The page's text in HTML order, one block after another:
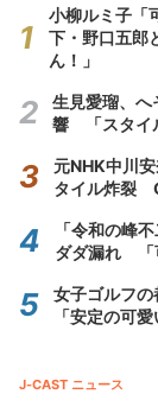
小柳ルミ子「
下・野口五
ん！」
生見愛瑠、へ
響 「スタイ
元NHK中川
タイル炸裂
「令和の峰
ダダ漏れ 「
女子ゴルフ
「安定の可
J-CAST ニュース